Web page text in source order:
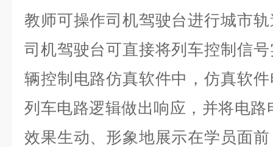
教师可操作司机驾驶台进行城市
司机驾驶台可直接将列车控制信
辆控制电路仿真软件中，仿真软
列车电路逻辑做出响应，并将电
效果生动、形象地展示在学员面